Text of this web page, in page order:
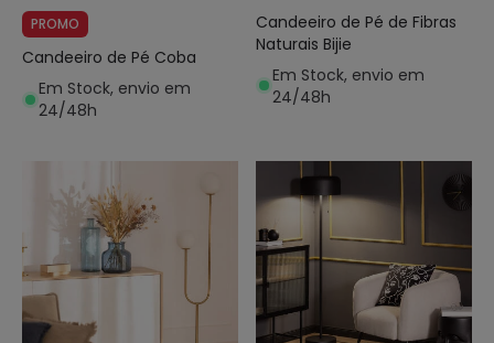
PROMO
Candeeiro de Pé Coba
Em Stock, envio em
24/48h
Candeeiro de Pé de Fibras
Naturais Bijie
Em Stock, envio em
24/48h